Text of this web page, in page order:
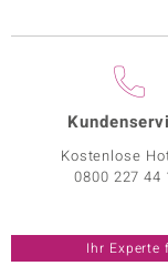
Kostenlose
0800 227 44
Ihr Experte